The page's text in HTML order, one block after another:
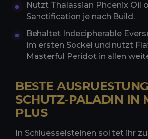
Nutzt Thalassian Phoenix Oil
Sanctification je nach Build.
Behaltet Indecipherable
im ersten Sockel und nutzt
Masterful Peridot in allen
BESTE
SCHUTZ-PALADIN IN
PLUS
In Schluesselsteinen solltet ihr